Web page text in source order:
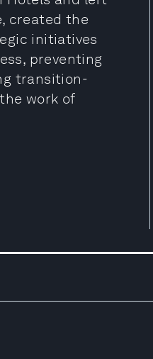
created the
initiatives
preventing
transition-
work of